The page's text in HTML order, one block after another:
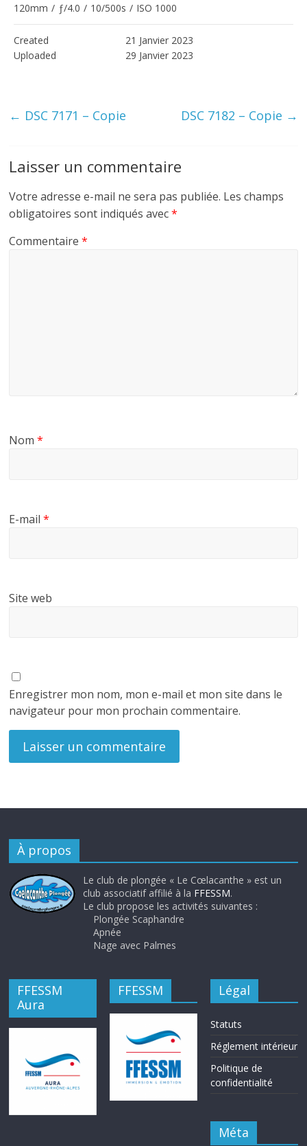
120mm / ƒ/4.0 / 10/500s / ISO 1000
Created
21 Janvier 2023
Uploaded
29 Janvier 2023
← DSC 7171 – Copie DSC 7182 – Copie →
Laisser un commentaire
Votre adresse e-mail ne sera pas publiée. Les champs
obligatoires sont indiqués avec*
Commentaire*
Nom*
E-mail*
Site web
Enregistrer mon nom, mon e-mail et mon site dans le
navigateur pour mon prochain commentaire.
À propos
Le club de plongée « Le Cœlacanthe » est un
club associatif affilié à la FFESSM.
Le club propose les activités suivantes :
Plongée Scaphandre
Apnée
Nage avec Palmes
FFESSM
Aura
FFESSM Légal
Statuts
Réglement intérieur
Politique de
confidentialité
Méta